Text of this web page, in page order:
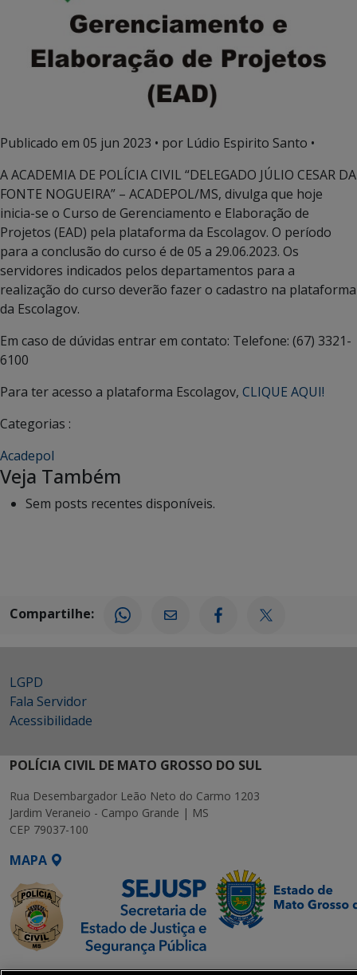
Publicado em 05 jun 2023 • por Lúdio Espirito Santo •
A ACADEMIA DE POLÍCIA CIVIL “DELEGADO JÚLIO CESAR DA
FONTE NOGUEIRA” – ACADEPOL/MS, divulga que hoje
inicia-se o Curso de Gerenciamento e Elaboração de
Projetos (EAD) pela plataforma da Escolagov. O período
para a conclusão do curso é de 05 a 29.06.2023. Os
servidores indicados pelos departamentos para a
realização do curso deverão fazer o cadastro na plataforma
da Escolagov.
Em caso de dúvidas entrar em contato: Telefone: (67) 3321-
6100
Para ter acesso a plataforma Escolagov, CLIQUE AQUI!
Categorias :
Acadepol
Veja Também
Sem posts recentes disponíveis.
Compartilhe:
LGPD
Fala Servidor
Acessibilidade
POLÍCIA CIVIL DE MATO GROSSO DO SUL
Rua Desembargador Leão Neto do Carmo 1203
Jardim Veraneio - Campo Grande | MS
CEP 79037-100
MAPA